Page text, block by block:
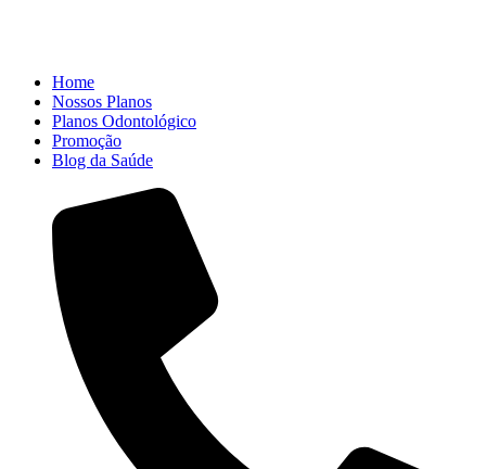
Home
Nossos Planos
Planos Odontológico
Promoção
Blog da Saúde